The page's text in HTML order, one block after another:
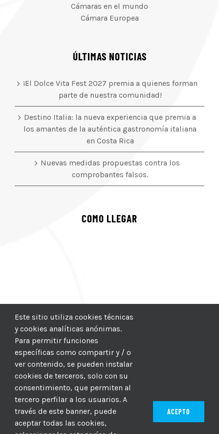
Cámaras en el mundo
Cámara Europea
ÚLTIMAS NOTICIAS
¡El Dolce Vita Fest 2027 premia a quienes forman
parte de nuestra comunidad!
Destino Italia: la nueva experiencia que premia a
los amantes de la auténtica gastronomía italiana
en Costa Rica
Nuevas medidas propuestas contra los
comprobantes falsos.
COMO LLEGAR
Este sitio utiliza cookies técnicas
y cookies analíticas anónimas.
Para permitir funciones
específicas como compartir y / o
ver contenido, se pueden instalar
cookies de terceros, solo con su
consentimiento, que permiten al
tercero perfilar a los usuarios. A
través de este banner, puede
aceptar todas las cookies,
ACEPTO